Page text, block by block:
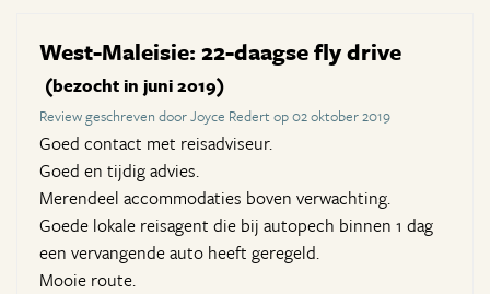
West-Maleisie: 22-daagse fly drive
(bezocht in juni 2019)
Review geschreven door Joyce Redert op 02 oktober 2019
Goed contact met reisadviseur.
Goed en tijdig advies.
Merendeel accommodaties boven verwachting.
Goede lokale reisagent die bij autopech binnen 1 dag
een vervangende auto heeft geregeld.
Mooie route.